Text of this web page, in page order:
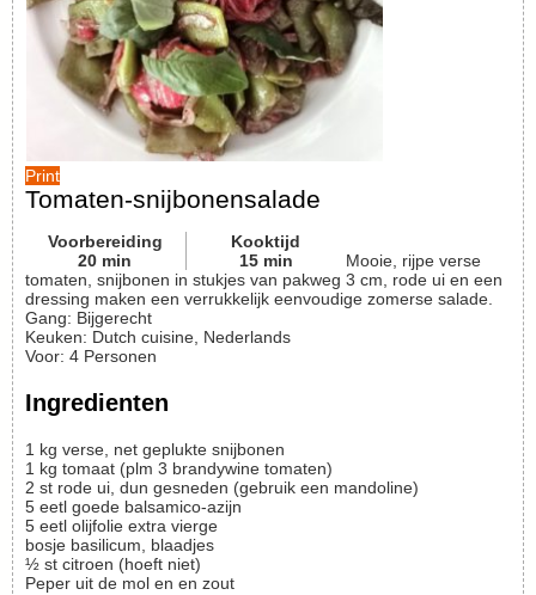
Print
Tomaten-snijbonensalade
Voorbereiding
20 min
Kooktijd
15 min
Mooie, rijpe verse
tomaten, snijbonen in stukjes van pakweg 3 cm, rode ui en een
dressing maken een verrukkelijk eenvoudige zomerse salade.
Gang: Bijgerecht
Keuken: Dutch cuisine, Nederlands
Voor: 4 Personen
Ingredienten
1 kg verse, net geplukte snijbonen
1 kg tomaat (plm 3 brandywine tomaten)
2 st rode ui, dun gesneden (gebruik een mandoline)
5 eetl goede balsamico-azijn
5 eetl olijfolie extra vierge
bosje basilicum, blaadjes
½ st citroen (hoeft niet)
Peper uit de mol en en zout